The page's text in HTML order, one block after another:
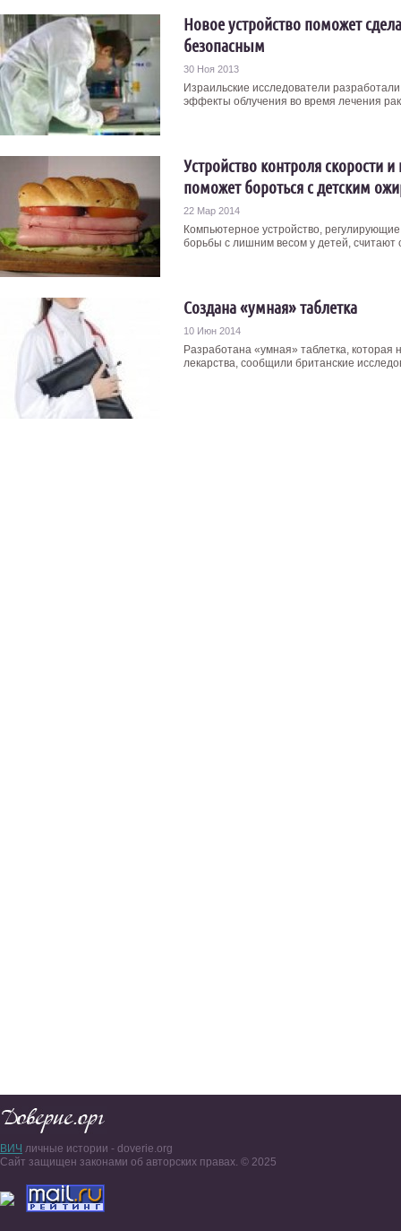
Новое устройство поможет
безопасным
30 Ноя 2013
Израильские исследователи
эффекты облучения во время лечения
Устройство контроля скорости
поможет бороться с детским
22 Мар 2014
Компьютерное устройство,
борьбы с лишним весом у детей,
Создана «умная» таблетка
10 Июн 2014
Разработана «умная» таблетка, которая
лекарства, сообщили британские
ВИЧ личные истории - doverie.org
Сайт защищен законами об авторских правах. © 2025